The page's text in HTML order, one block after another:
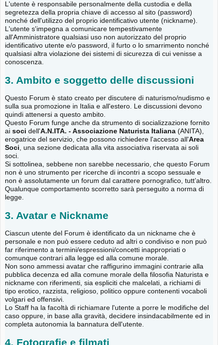
L'utente è responsabile personalmente della custodia e della
segretezza della propria chiave di accesso al sito (password)
nonché dell'utilizzo del proprio identificativo utente (nickname).
L'utente s'impegna a comunicare tempestivamente
all'Amministratore qualsiasi uso non autorizzato del proprio
identificativo utente e/o password, il furto o lo smarrimento nonché
qualsiasi altra violazione dei sistemi di sicurezza di cui venisse a
conoscenza.
3. Ambito e soggetto delle discussioni
Questo Forum è stato creato per discutere di naturismo/nudismo e
sulla sua promozione in Italia e all'estero. Le discussioni devono
quindi attenersi a questo ambito.
Questo Forum funge anche da strumento di socializzazione fornito
ai soci dell'A.N.ITA. - Associazione Naturista Italiana (ANITA),
erogatrice del servizio, che possono richiedere l'accesso all'Area
Soci, una sezione dedicata alla vita associativa riservata ai soli
soci.
Si sottolinea, sebbene non sarebbe necessario, che questo Forum
non è uno strumento per ricerche di incontri a scopo sessuale e
non è assolutamente un forum dal carattere pornografico, tutt’altro.
Qualunque comportamento scorretto sarà perseguito a norma di
legge.
3. Avatar e Nickname
Ciascun utente del Forum è identificato da un nickname che è
personale e non può essere ceduto ad altri o condiviso e non può
far riferimento a termini/espressioni/concetti inappropriati o
comunque contrari alla legge ed alla comune morale.
Non sono ammessi avatar che raffigurino immagini contrarie alla
pubblica decenza ed alla comune morale della filosofia Naturista e
nickname con riferimenti, sia espliciti che malcelati, a richiami di
tipo erotico, razzista, religioso, politico oppure contenenti vocaboli
volgari ed offensivi.
Lo Staff ha la facoltà di richiamare l'utente a porre le modifiche del
caso oppure, in base alla gravità, decidere insindacabilmente ed in
completa autonomia la bannatura dell'utente.
4. Fotografie e filmati